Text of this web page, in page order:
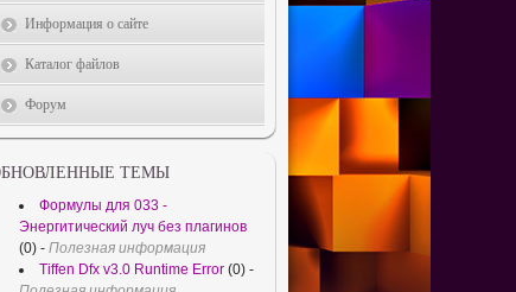
Информация о сайте
Каталог файлов
Форум
ТЕМЫ
Формулы для 033 -
Энергитический луч без плагинов
(0) - Полезная информация
Tiffen Dfx v3.0 Runtime Error (0) -